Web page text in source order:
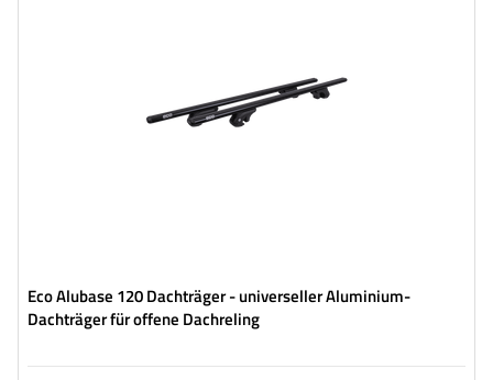
Eco Alubase 120 Dachträger - universeller Aluminium-
Dachträger für offene Dachreling